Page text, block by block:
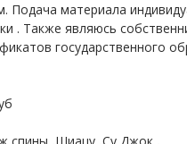
Подача материала
. Также являюсь
государственного